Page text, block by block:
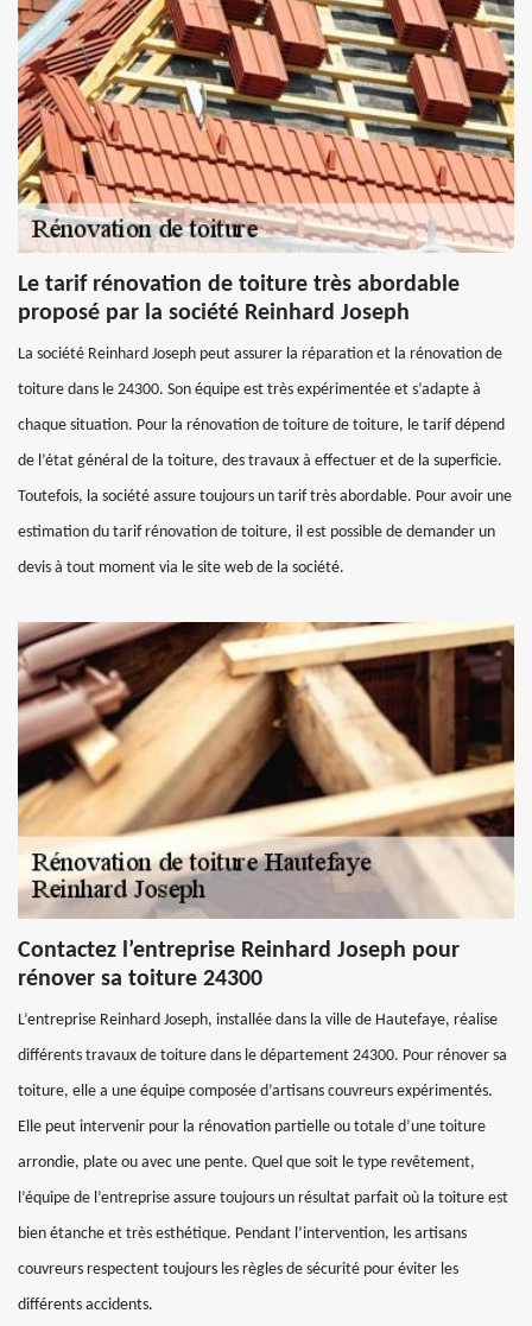
Le tarif rénovation de toiture très abordable
proposé par la société Reinhard Joseph
La société Reinhard Joseph peut assurer la réparation et la rénovation de
toiture dans le 24300. Son équipe est très expérimentée et s’adapte à
chaque situation. Pour la rénovation de toiture de toiture, le tarif dépend
de l’état général de la toiture, des travaux à effectuer et de la superficie.
Toutefois, la société assure toujours un tarif très abordable. Pour avoir une
estimation du tarif rénovation de toiture, il est possible de demander un
devis à tout moment via le site web de la société.
Contactez l’entreprise Reinhard Joseph pour
rénover sa toiture 24300
L’entreprise Reinhard Joseph, installée dans la ville de Hautefaye, réalise
différents travaux de toiture dans le département 24300. Pour rénover sa
toiture, elle a une équipe composée d’artisans couvreurs expérimentés.
Elle peut intervenir pour la rénovation partielle ou totale d’une toiture
arrondie, plate ou avec une pente. Quel que soit le type revêtement,
l’équipe de l’entreprise assure toujours un résultat parfait où la toiture est
bien étanche et très esthétique. Pendant l’intervention, les artisans
couvreurs respectent toujours les règles de sécurité pour éviter les
différents accidents.